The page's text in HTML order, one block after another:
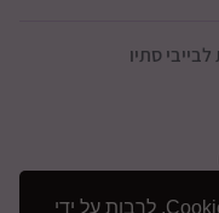
אתר זה עושה שימוש בקבצי Cookies, לרבות על ידי